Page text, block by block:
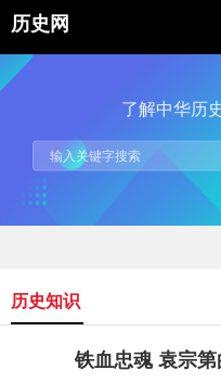
历史网
了解中华历
历史知识
铁血忠魂 袁宗